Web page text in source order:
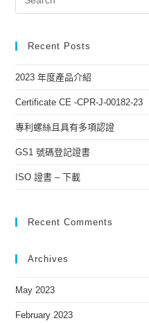
Recent Posts
2023 年度產品介紹
Certificate CE -CPR-J-00182-23
專利螺絲且具有多項認證
GS1 號碼登記證書
ISO 證書 – 下載
Recent Comments
Archives
May 2023
February 2023